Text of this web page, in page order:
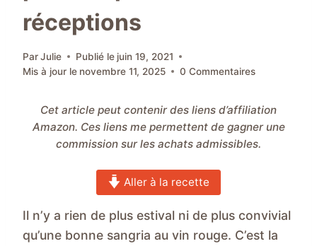
réceptions
ParJulie Publié le juin 19, 2021
Mis à jour le novembre 11, 2025 0 Commentaires
Cet article peut contenir des liens d’affiliation
Amazon. Ces liens me permettent de gagner une
commission sur les achats admissibles.
Aller à la recette
Il n’y a rien de plus estival ni de plus convivial
qu’une bonne sangria au vin rouge. C’est la